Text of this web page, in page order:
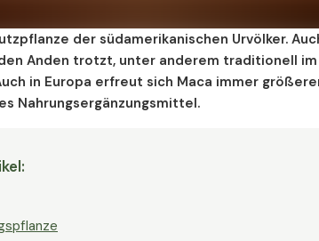
der südamerikanischen Urvölker.
Anden trotzt, unter anderem traditionell
in Europa erfreut sich Maca immer
Nahrungsergänzungsmittel.
:
Wechseljahren
Forschungsstand
in den Wechseljahren